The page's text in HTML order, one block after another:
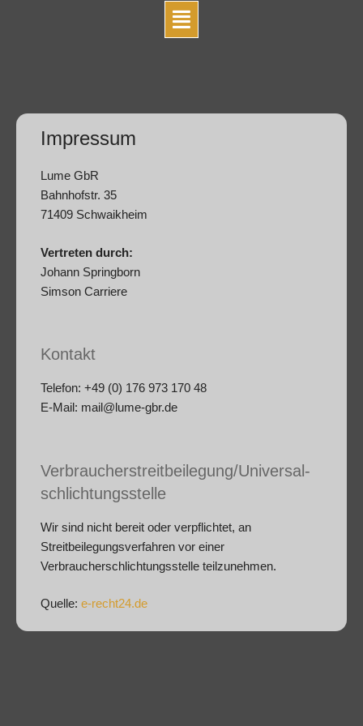
Impressum
Lume GbR
Bahnhofstr. 35
71409 Schwaikheim
Vertreten durch:
Johann Springborn
Simson Carriere
Kontakt
Telefon: +49 (0) 176 973 170 48
E-Mail: mail@lume-gbr.de
Verbraucher­streit­beilegung/Universal­
schlichtungs­stelle
Wir sind nicht bereit oder verpflichtet, an
Streitbeilegungsverfahren vor einer
Verbraucherschlichtungsstelle teilzunehmen.
Quelle: e-recht24.de